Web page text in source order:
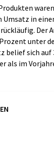
Umsatz in
Der
unter
belief sich auf
als im